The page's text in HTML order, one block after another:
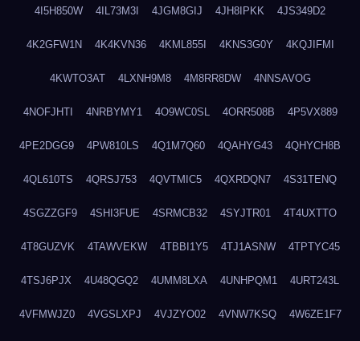
4I5H850W 4IL73M3I 4JGM8GIJ 4JH8IPKK 4JS349D2
4K2GFW1N 4K4KVN36 4KML855I 4KNS3G0Y 4KQJIFMI
4KWTO3AT 4LXNH9M8 4M8RR8DW 4NNSAVOG
4NOFJHTI 4NRBYMY1 4O9WC0SL 4ORR508B 4P5VX889
4PE2DGG9 4PW810LS 4Q1M7Q60 4QAHYG43 4QHYCH8B
4QL610TS 4QRSJ753 4QVTMIC5 4QXRDQN7 4S31TENQ
4SGZZGF9 4SHI3FUE 4SRMCB32 4SYJTR01 4T4UXTTO
4T8GUZVK 4TAWVEKW 4TBBI1Y5 4TJ1ASNW 4TPTYC45
4TSJ6PJX 4U48QGQ2 4UMM8LXA 4UNHPQM1 4URT243L
4VFMWJZ0 4VGSLXPJ 4VJZYO02 4VNW7KSQ 4W6ZE1F7